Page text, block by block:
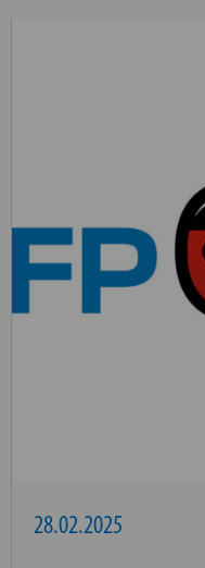
28.02.2025